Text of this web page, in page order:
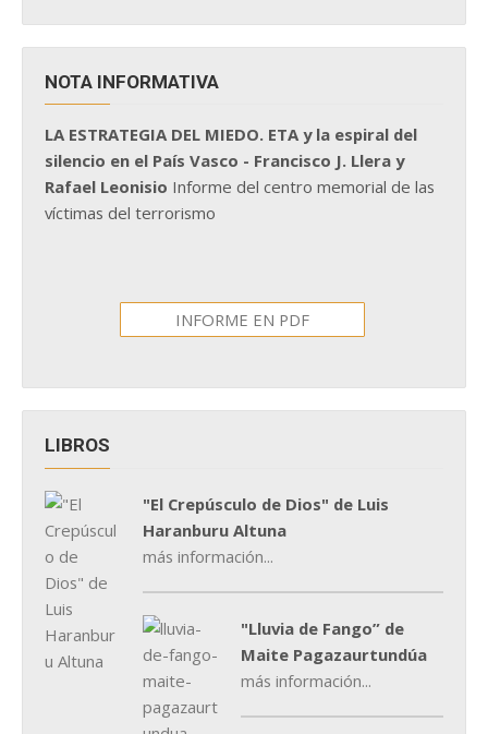
NOTA INFORMATIVA
LA ESTRATEGIA DEL MIEDO. ETA y la espiral del
silencio en el País Vasco - Francisco J. Llera y
Rafael Leonisio Informe del centro memorial de las
víctimas del terrorismo
INFORME EN PDF
LIBROS
"El Crepúsculo de Dios" de Luis
Haranburu Altuna
más información...
"Lluvia de Fango” de
Maite Pagazaurtundúa
más información...